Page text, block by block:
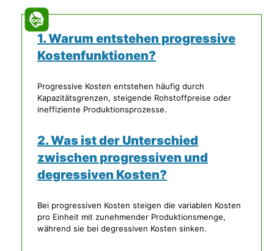
1. Warum entstehen progressive
Kostenfunktionen?
Progressive Kosten entstehen häufig durch
Kapazitätsgrenzen, steigende Rohstoffpreise oder
ineffiziente Produktionsprozesse.
2. Was ist der Unterschied
zwischen progressiven und
degressiven Kosten?
Bei progressiven Kosten steigen die variablen Kosten
pro Einheit mit zunehmender Produktionsmenge,
während sie bei degressiven Kosten sinken.